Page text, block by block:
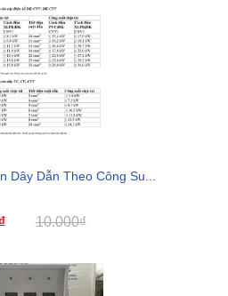
Dây Dẫn Theo Công Su...
10.000₫